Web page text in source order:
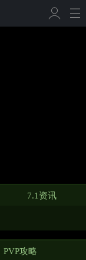
7.1资讯
PVP攻略